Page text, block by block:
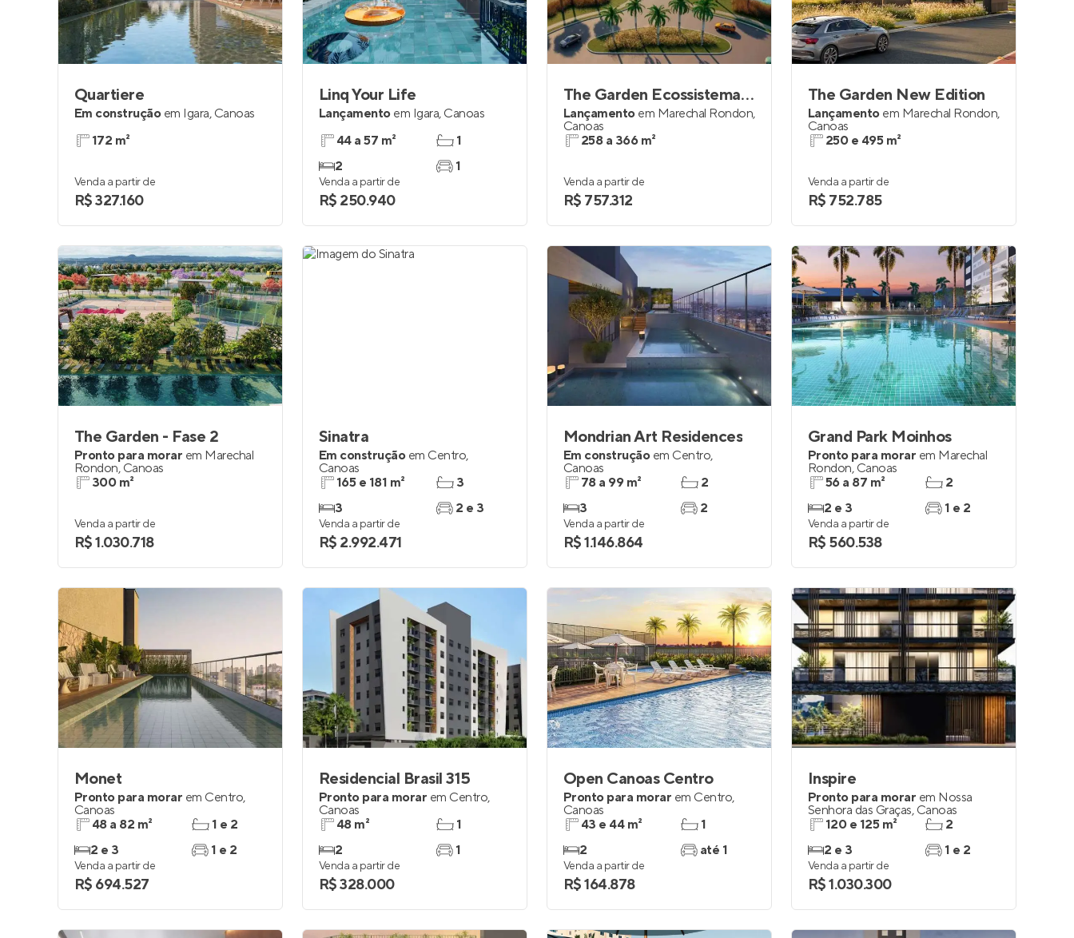
Quartiere
Em construção em Igara, Canoas
172 m²
Venda a partir de
R$ 327.160
Linq Your Life
Lançamento em Igara, Canoas
44 a 57 m²
2
1
1
Venda a partir de
R$ 250.940
The Garden Ecossistema Urbano
Lançamento em Marechal Rondon,
Canoas
258 a 366 m²
Venda a partir de
R$ 757.312
The Garden New Edition
Lançamento em Marechal Rondon,
Canoas
250 e 495 m²
Venda a partir de
R$ 752.785
The Garden - Fase 2
Pronto para morar em Marechal
Rondon, Canoas
300 m²
Venda a partir de
R$ 1.030.718
Sinatra
Em construção em Centro,
Canoas
165 e 181 m²
3
3
2 e 3
Venda a partir de
R$ 2.992.471
Mondrian Art Residences
Em construção em Centro,
Canoas
78 a 99 m²
3
2
2
Venda a partir de
R$ 1.146.864
Grand Park Moinhos
Pronto para morar em Marechal
Rondon, Canoas
56 a 87 m²
2 e 3
2
1 e 2
Venda a partir de
R$ 560.538
Monet
Pronto para morar em Centro,
Canoas
48 a 82 m²
2 e 3
1 e 2
1 e 2
Venda a partir de
R$ 694.527
Residencial Brasil 315
Pronto para morar em Centro,
Canoas
48 m²
2
1
1
Venda a partir de
R$ 328.000
Open Canoas Centro
Pronto para morar em Centro,
Canoas
43 e 44 m²
2
1
até 1
Venda a partir de
R$ 164.878
Inspire
Pronto para morar em Nossa
Senhora das Graças, Canoas
120 e 125 m²
2 e 3
2
1 e 2
Venda a partir de
R$ 1.030.300